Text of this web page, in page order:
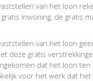
van het loon
inwoning, de gratis
van het loon
deze gratis
dat het loon ten
voor het werk dat het